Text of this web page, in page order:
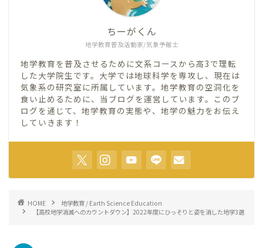
地学教育普及活動家/気象予報士
ちーがくん
地学教育を普及させるために文系コースから高3で理転
した大学院生です。大学では地球科学を専攻し、現在は
気象系の研究室に所属しています。地学教育の空洞化を
食い止めるために、当ブログを運営しています。このブ
ログを通じて、地学教育の実態や、地学の魅力をお伝え
していきます！
HOME
地学教育 / Earth Science Education
【高校地学消滅へのカウントダウン】2022年度にひっそりと姿を消した地学3選